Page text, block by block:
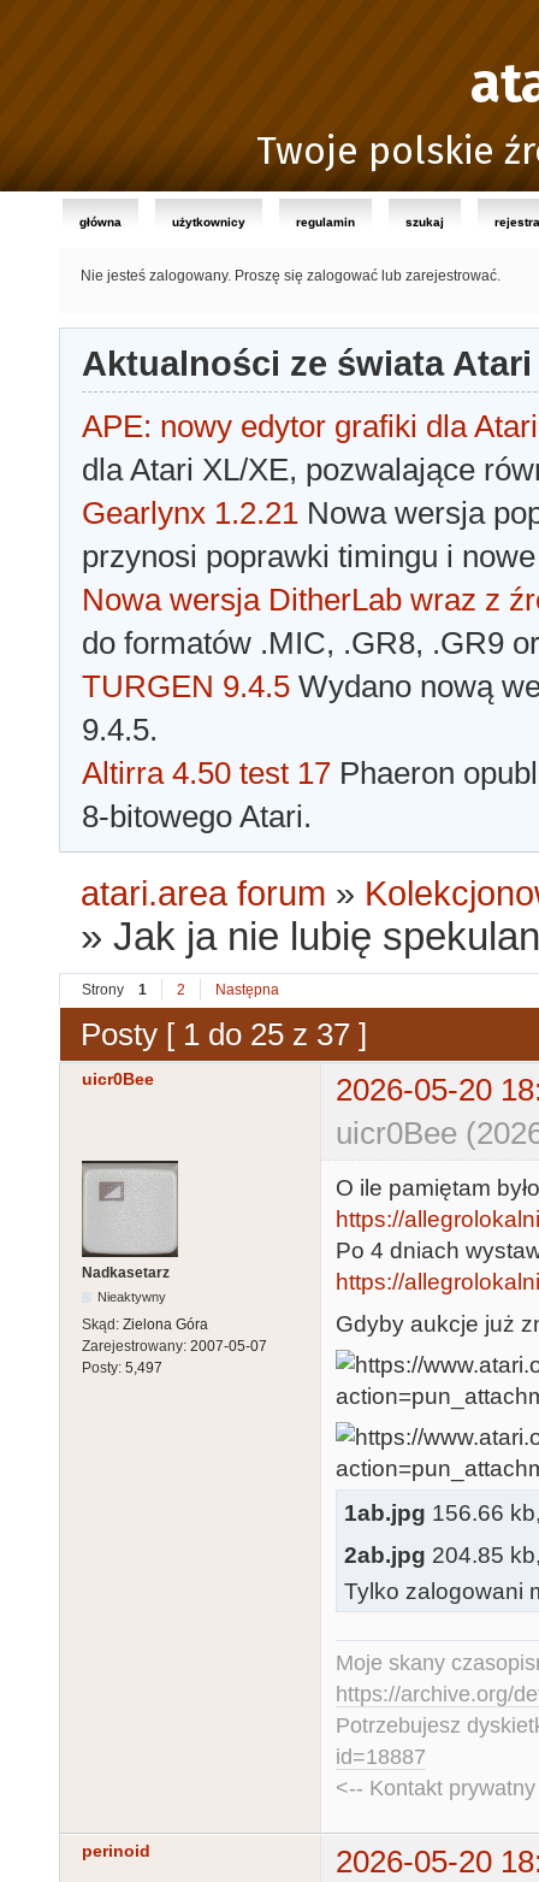
Twoje polskie
główna użytkownicy regulamin szukaj
Nie jesteś zalogowany. Proszę się zalogować lub zarejestrować.
Aktualności ze świata Atari
APE: nowy edytor grafiki dla Atari
dla Atari XL/XE, pozwalające
Gearlynx 1.2.21 Nowa wersja
przynosi poprawki timingu i
Nowa wersja DitherLab wraz z
do formatów .MIC, .GR8, .GR9
TURGEN 9.4.5 Wydano nową
9.4.5.
Altirra 4.50 test 17 Phaeron
8-bitowego Atari.
atari.area forum »
»Jak ja nie lubię
Strony 1 2 Następna
Posty [ 1 do 25 z 37 ]
uicr0Bee
2026-05-20
uicr0Bee
Nadkasetarz
Nieaktywny
Skąd: Zielona Góra
Zarejestrowany: 2007-05-07
Posty: 5,497
O ile pamiętam
https://
Po 4 dniach
https://
Gdyby aukcje już
1ab.jpg 156.66
2ab.jpg 204.85
Tylko zalogowani
Moje skany
https://archive.org/
Potrzebujesz
id=18887
<-- Kontakt
perinoid 2026-05-20